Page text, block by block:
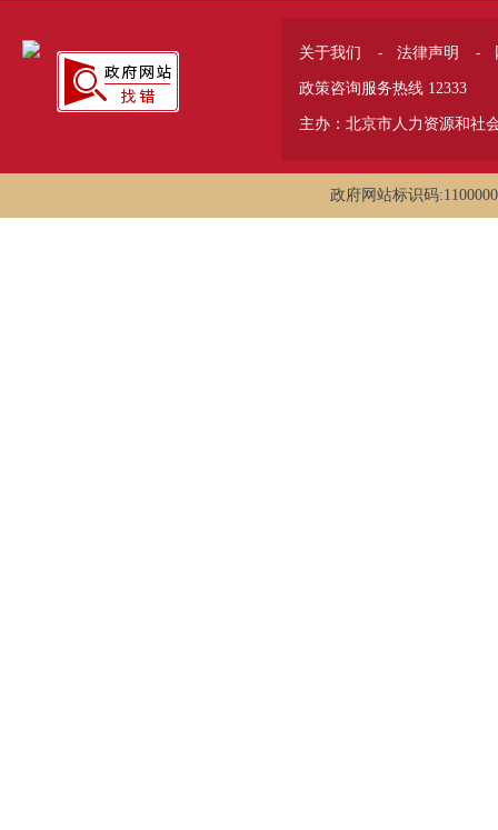
关于我们 - 法律声明 -
政策咨询服务热线 12333
主办：北京市人力资源和社
政府网站标识码